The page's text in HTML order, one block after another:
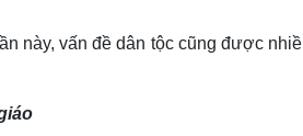
này, vấn đề dân tộc cũng được